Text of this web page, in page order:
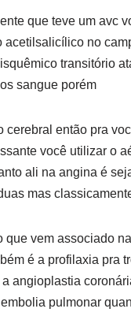
que teve um avc
acetilsalicílico no
transitório
sangue porém
cerebral então pra
você utilizar o
ali na angina é
mas
que vem associado
é a profilaxia pra
angioplastia
pulmonar